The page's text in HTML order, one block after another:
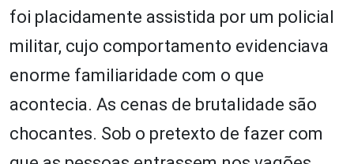
foi placidamente assistida por um policial
militar, cujo comportamento evidenciava
enorme familiaridade com o que
acontecia. As cenas de brutalidade são
chocantes. Sob o pretexto de fazer com